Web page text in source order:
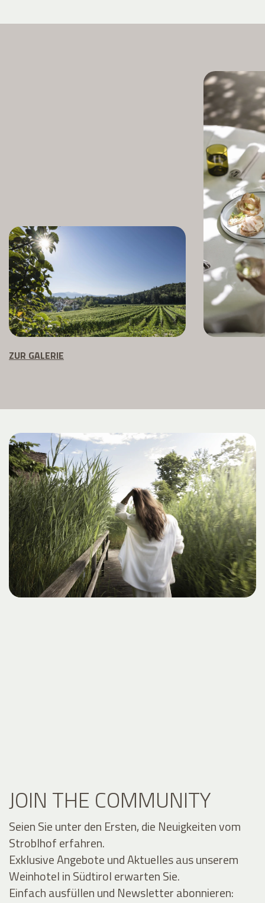
ZUR GALERIE
JOIN THE COMMUNITY
Seien Sie unter den Ersten, die Neuigkeiten vom
Stroblhof erfahren.
Exklusive Angebote und Aktuelles aus unserem
Weinhotel in Südtirol erwarten Sie.
Einfach ausfüllen und Newsletter abonnieren: